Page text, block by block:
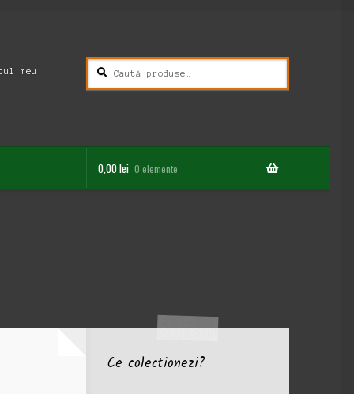
meu
Caută
după:
Caută
0,00lei 0 elemente
Ce colectionezi?